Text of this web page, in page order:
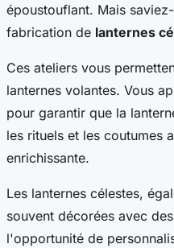
époustouflant. Mais
fabrication de lanternes
Ces ateliers vous
lanternes volantes. Vous
pour garantir que la
les rituels et les coutumes
enrichissante.
Les lanternes célestes,
souvent décorées avec
l'opportunité de